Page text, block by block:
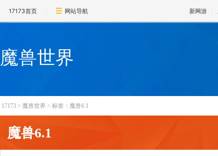
17173首页 网站导航 新网游
魔兽世界
17173 > 魔兽世界 > 标签：魔兽6.1
魔兽6.1